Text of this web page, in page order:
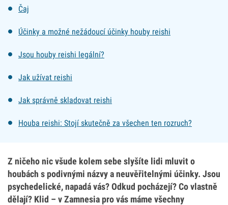
Čaj
Účinky a možné nežádoucí účinky houby reishi
Jsou houby reishi legální?
Jak užívat reishi
Jak správně skladovat reishi
Houba reishi: Stojí skutečně za všechen ten rozruch?
Z ničeho nic všude kolem sebe slyšíte lidi mluvit o
houbách s podivnými názvy a neuvěřitelnými účinky. Jsou
psychedelické, napadá vás? Odkud pocházejí? Co vlastně
dělají? Klid – v Zamnesia pro vás máme všechny